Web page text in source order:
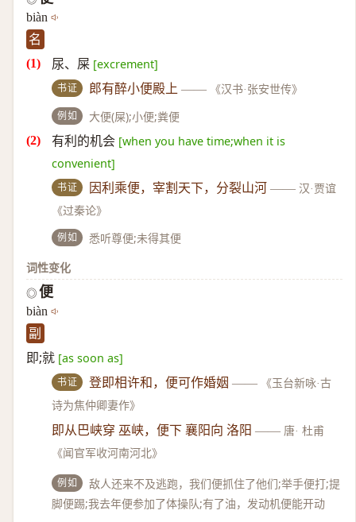
biàn
名
尿、屎 [excrement]
书证 郎有醉小便殿上 —— 《汉书·张安世传》
例如 大便(屎);小便;粪便
有利的机会 [when you have time;when it is
convenient]
书证 因利乘便，宰割天下，分裂山河 —— 汉·贾谊
《过秦论》
例如
悉听尊便;未得其便
词性变化
◎ 便
biàn
副
即;就 [as soon as]
书证 登即相许和，便可作婚姻 ——
《玉台新咏·古
诗为焦仲卿妻作》
即从巴峡穿 巫峡，便下 襄阳向 洛阳 —— 唐· 杜甫
《闻官军收河南河北》
例如
敌人还来不及逃跑，我们便抓住了他们;举手便打;提
脚便踢;我去年便参加了体操队;有了油，发动机便能开动